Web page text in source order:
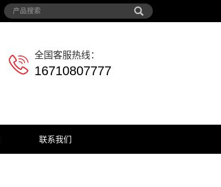
全国客服热线：
16710807777
联系我们